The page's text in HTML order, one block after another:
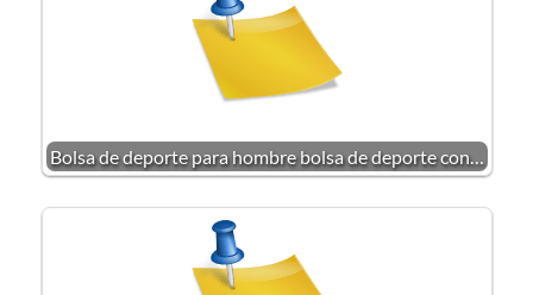
Bolsa de deporte para hombre bolsa de deporte con…